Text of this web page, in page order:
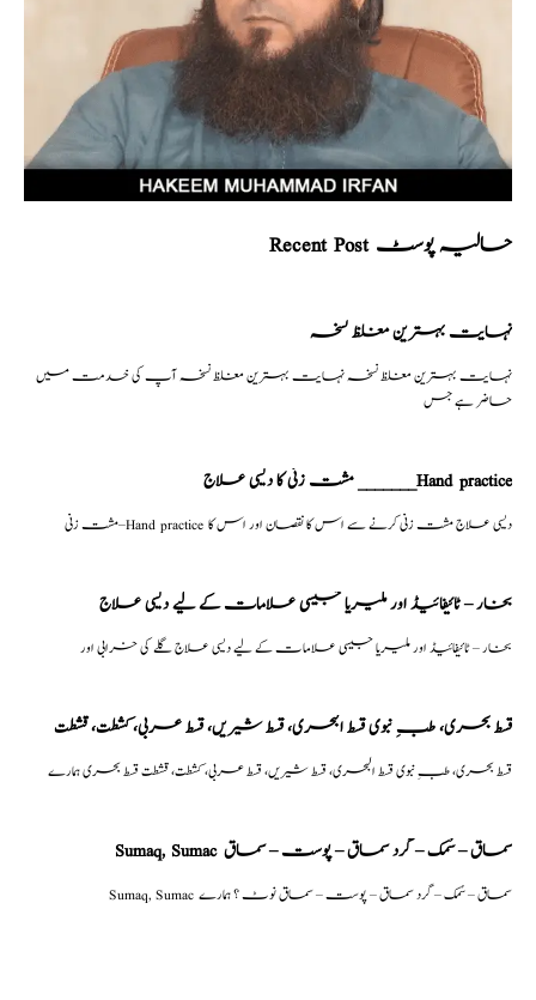
Recent Post حالیہ پوسٹ
نہایت بہترین مغلظ نسخہ
نہایت بہترین مغلظ نسخہ نہایت بہترین مغلظ نسخہ آپ کی خدمت میں
حاضر ہے جس
مشت زنی کا دیسی علاج _______Hand practice
مشت زنی–Hand practice دیسی علاج مشت زنی کرنے سے اس کا نقصان اور اس کا
بخار – ٹائیفائیڈ اور ملیریا جیسی علامات کے لیے دیسی علاج
بخار – ٹائیفائیڈ اور ملیریا جیسی علامات کے لیے دیسی علاج گلے کی خرابی اور
قسط بحری، طبِ نبوی قسط البحری، قسط شیریں، قسط عربی، كشطت، قشطت
قسط بحری، طبِ نبوی قسط البحری، قسط شیریں، قسط عربی، كشطت، قشطت قسط بحری ہمارے
Sumaq, Sumac سماق – سُمک – گرد سماق – پوست – سماق
Sumaq, Sumac سماق – سُمک – گرد سماق – پوست – سماق نوٹ ؟ ہمارے